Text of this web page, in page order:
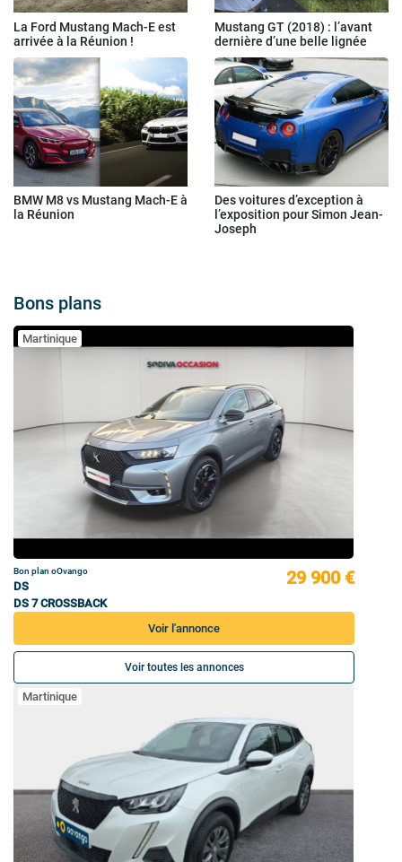
La Ford Mustang Mach-E est
arrivée à la Réunion !
Mustang GT (2018) : l’avant
dernière d’une belle lignée
BMW M8 vs Mustang Mach-E à
la Réunion
Des voitures d’exception à
l’exposition pour Simon Jean-
Joseph
Bons plans
Martinique
Bon plan oOvango
DS
DS 7 CROSSBACK
29 900 €
Voir l'annonce
Voir toutes les annonces
Martinique